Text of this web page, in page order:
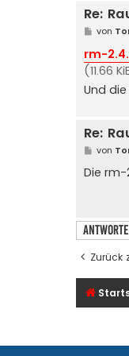
Re:
B
i
t
r
g
von
rm-
(11.66
Und
Re:
B
i
t
von
Die rm-
Zurück